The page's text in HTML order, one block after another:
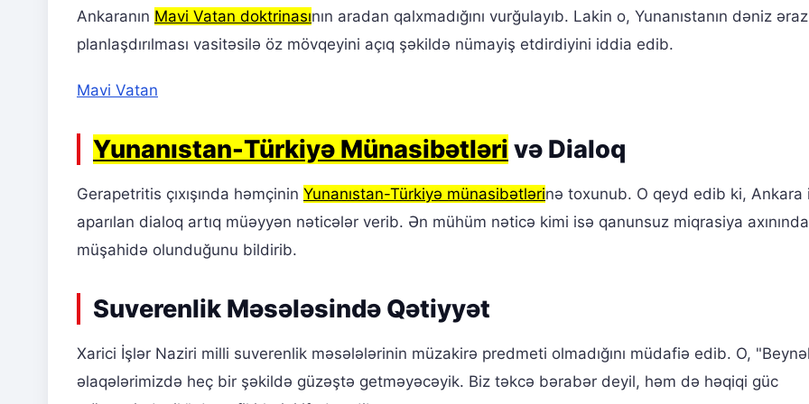
Ankaranın Mavi Vatan doktrinasının aradan qalxmadığını vurğulayıb. Lakin o, Yunanıstanın dəniz
planlaşdırılması vasitəsilə öz mövqeyini açıq şəkildə nümayiş etdirdiyini iddia edib.
Mavi Vatan
Yunanıstan-Türkiyə Münasibətləri və Dialoq
Gerapetritis çıxışında həmçinin Yunanıstan-Türkiyə münasibətlərinə toxunub. O qeyd edib ki, Ankara
aparılan dialoq artıq müəyyən nəticələr verib. Ən mühüm nəticə kimi isə qanunsuz miqrasiya
müşahidə olunduğunu bildirib.
Suverenlik Məsələsində Qətiyyət
Xarici İşlər Naziri milli suverenlik məsələlərinin müzakirə predmeti olmadığını müdafiə edib. O,
əlaqələrimizdə heç bir şəkildə güzəştə getməyəcəyik. Biz təkcə bərabər deyil, həm də həqiqi güc